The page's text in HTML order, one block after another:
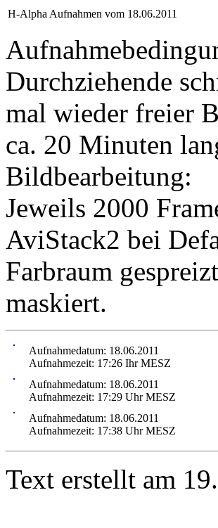
H-Alpha Aufnahmen vom 18.06.2011
Durchziehende
mal wieder freier
ca. 20 Minuten
Bildbearbeitung:
Jeweils 2000
AviStack2 bei
Farbraum
maskiert.
Aufnahmedatum: 18.06.2011
Aufnahmezeit: 17:26 Ihr MESZ
Aufnahmedatum: 18.06.2011
Aufnahmezeit: 17:29 Uhr MESZ
Aufnahmedatum: 18.06.2011
Aufnahmezeit: 17:38 Uhr MESZ
Text erstellt am